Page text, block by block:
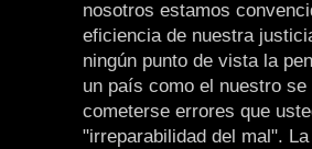
nosotros estamos
eficiencia de nuestra
ningún punto de vista la
un país como el nuestro
cometerse errores que
"irreparabilidad del mal".